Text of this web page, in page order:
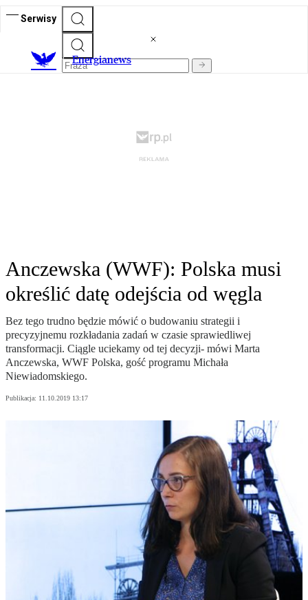
Serwisy
Energianews
Anczewska (WWF): Polska musi
określić datę odejścia od węgla
Bez tego trudno będzie mówić o budowaniu strategii i
precyzyjnemu rozkładania zadań w czasie sprawiedliwej
transformacji. Ciągle uciekamy od tej decyzji- mówi Marta
Anczewska, WWF Polska, gość programu Michała
Niewiadomskiego.
Publikacja: 11.10.2019 13:17